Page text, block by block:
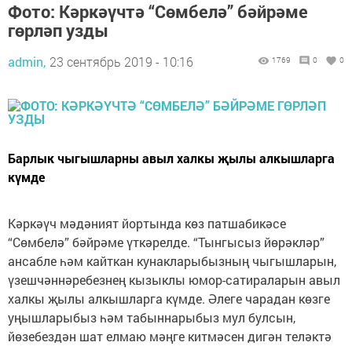
Фото: Кәркәүчтә “Сөмбелә” бәйрәме
гөрләп узды
admin, 23 сентябрь 2019 - 10:16 1769 0 0
Барлык чыгышларны авыл халкы җылы алкышларга
күмде
Кәркәүч мәдәният йортында көз патшабикәсе
“Сөмбелә” бәйрәме үткәрелде. “Тынгысыз йөрәкләр”
ансабле һәм кайткан кунакларыбызның чыгышларын,
үзешчәннәребезнең кызыклы юмор-сатираларын авыл
халкы җылы алкышларга күмде. Әлеге чарадан көзге
уңышларыбыз һәм табыннарыбыз мул булсын,
йөзебездән шат елмаю мәңге китмәсен дигән теләктә